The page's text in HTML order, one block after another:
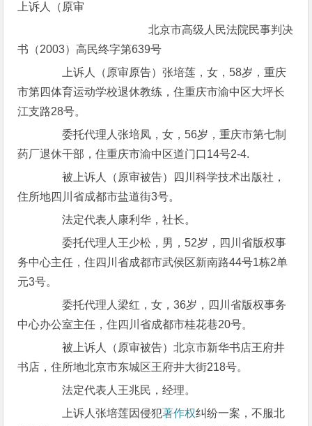
上诉人（原审
北京市高级人民法院民事判决
书（2003）高民终字第639号
上诉人（原审原告）张培莲，女，58岁，重庆
市第四体育运动学校退休教练，住重庆市渝中区大坪长
江支路28号。
委托代理人张培凤，女，56岁，重庆市第七制
药厂退休干部，住重庆市渝中区道门口14号2-4.
被上诉人（原审被告）四川科学技术出版社，
住所地四川省成都市盐道街3号。
法定代表人康利华，社长。
委托代理人王少松，男，52岁，四川省版权事
务中心主任，住四川省成都市武侯区新南路44号1栋2单
元3号。
委托代理人梁红，女，36岁，四川省版权事务
中心办公室主任，住四川省成都市桂花巷20号。
被上诉人（原审被告）北京市新华书店王府井
书店，住所地北京市东城区王府井大街218号。
法定代表人王兆民，经理。
上诉人张培莲因侵犯著作权纠纷一案，不服北